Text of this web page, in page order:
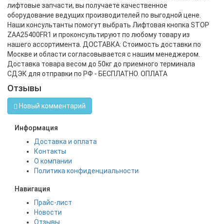
лифтовые запчасти, вы получаете качественное
оборудование ведущих производителей по выгодной цене.
Наши консультанты помогут выбрать Лифтовая кнопка STOP
ZAA25400FR1 и проконсультируют по любому товару из
нашего ассортимента. ДОСТАВКА: Стоимость доставки по
Москве и области согласовывается с нашим менеджером.
Доставка товара весом до 50кг до приемного терминала
СДЭК для отправки по РФ - БЕСПЛАТНО. ОПЛАТА
Отзывы
Новый комментарий
Информация
Доставка и оплата
Контакты
О компании
Политика конфиденциальности
Навигация
Прайс-лист
Новости
Отзывы